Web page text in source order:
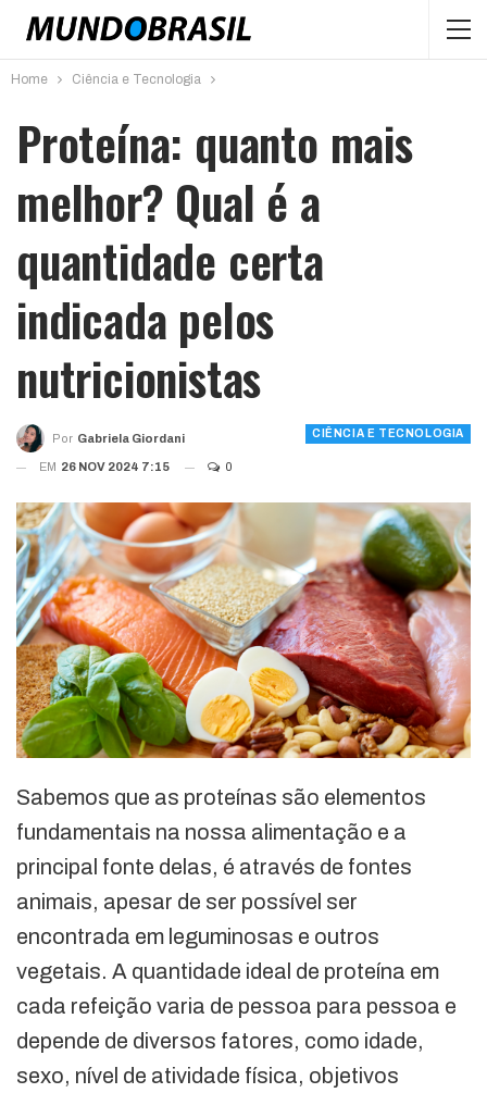
Home Ciência e Tecnologia
Proteína: quanto mais
melhor? Qual é a
quantidade certa
indicada pelos
nutricionistas
CIÊNCIA E TECNOLOGIA
Por Gabriela Giordani
EM 26 NOV 2024 7:15 0
Sabemos que as proteínas são elementos
fundamentais na nossa alimentação e a
principal fonte delas, é através de fontes
animais, apesar de ser possível ser
encontrada em leguminosas e outros
vegetais. A quantidade ideal de proteína em
cada refeição varia de pessoa para pessoa e
depende de diversos fatores, como idade,
sexo, nível de atividade física, objetivos